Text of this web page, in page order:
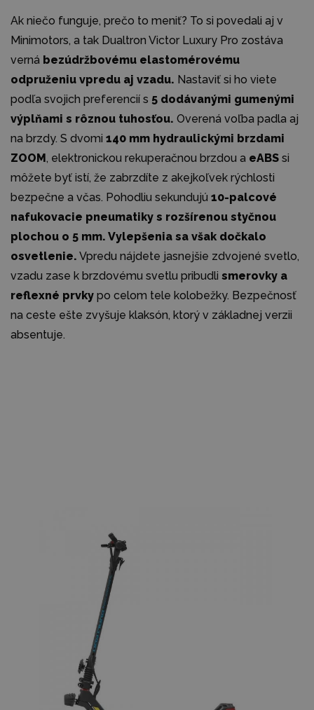
Ak niečo funguje, prečo to meniť? To si povedali aj v
Minimotors, a tak Dualtron Victor Luxury Pro zostáva
verná bezúdržbovému elastomérovému ​​
odpruženiu vpredu aj vzadu. Nastaviť si ho viete
podľa svojich preferencií s 5 dodávanými gumenými
výplňami s rôznou tuhosťou. Overená voľba padla aj
na brzdy. S dvomi 140 mm hydraulickými brzdami
ZOOM , elektronickou rekuperačnou brzdou a eABS si
môžete byť istí, že zabrzdíte z akejkoľvek rýchlosti
bezpečne a včas. Pohodliu sekundujú 10-palcové
nafukovacie pneumatiky s rozšírenou styčnou
plochou o 5 mm. Vylepšenia sa však dočkalo
osvetlenie. Vpredu nájdete jasnejšie zdvojené svetlo,
vzadu zase k brzdovému svetlu pribudli smerovky a
reflexné prvky po celom tele kolobežky. Bezpečnosť
na ceste ešte zvyšuje klaksón, ktorý v základnej verzii
absentuje.